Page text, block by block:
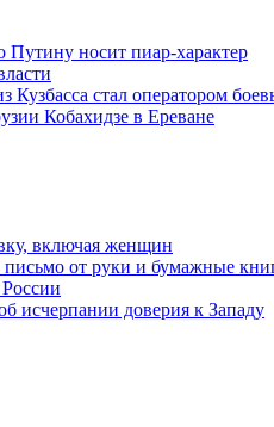
Путину носит пиар-характер
Кузбасса стал оператором
Кобахидзе в Ереване
включая женщин
от руки и бумажные
исчерпании доверия к Западу